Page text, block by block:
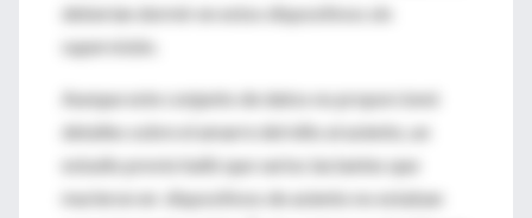
deberían dormir en estos dispositivos sin
supervisión.
Aunque este conjunto de datos no proporcionó
detalles sobre el amarre del niño al asiento, un
estudio previo halló que varios lactantes que
murieron en dispositivos de asiento no estaban